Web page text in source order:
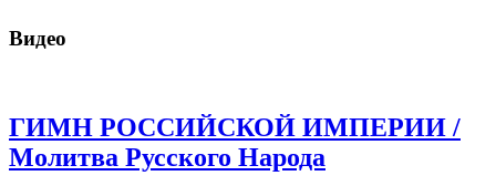
Видео
ГИМН РОССИЙСКОЙ ИМПЕРИИ /
Молитва Русского Народа